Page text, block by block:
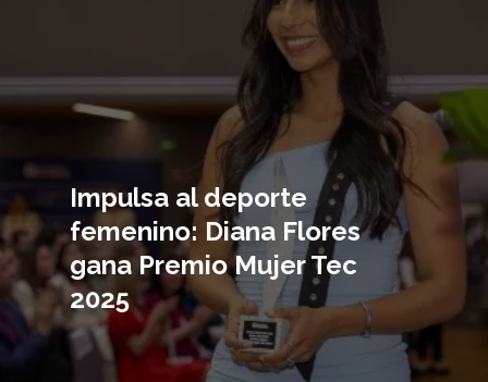
Impulsa al deporte
femenino: Diana Flores
gana Premio Mujer Tec
2025